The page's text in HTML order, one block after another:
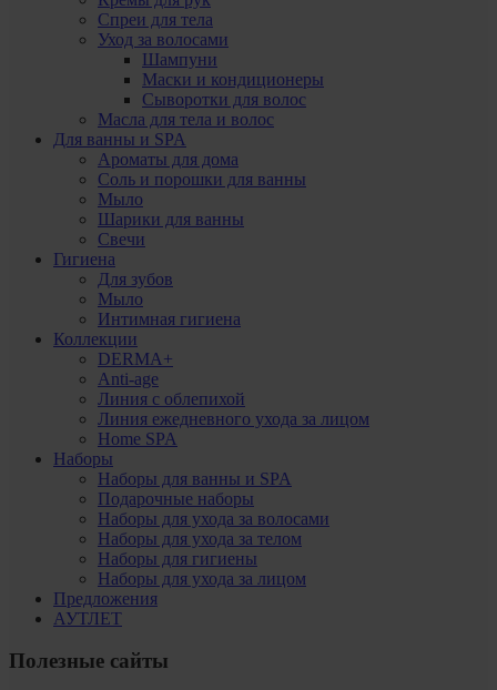
Спреи для тела
Уход за волосами
Шампуни
Маски и кондиционеры
Сыворотки для волос
Масла для тела и волос
Для ванны и SPA
Ароматы для дома
Соль и порошки для ванны
Мыло
Шарики для ванны
Свечи
Гигиена
Для зубов
Мыло
Интимная гигиена
Коллекции
DERMA+
Anti-age
Линия с облепихой
Линия ежедневного ухода за лицом
Home SPA
Наборы
Наборы для ванны и SPA
Подарочные наборы
Наборы для ухода за волосами
Наборы для ухода за телом
Наборы для гигиены
Наборы для ухода за лицом
Предложения
АУТЛЕТ
Полезные сайты